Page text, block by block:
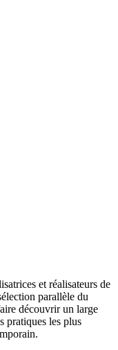
et réalisateurs de
parallèle du
découvrir un large
pratiques les plus